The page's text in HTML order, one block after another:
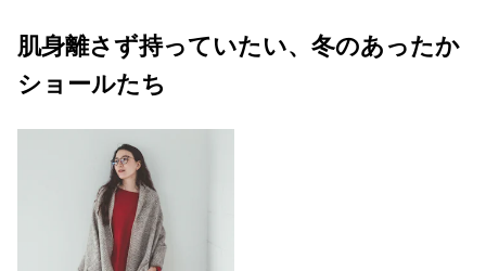
肌身離さず持っていたい、冬のあったか
ショールたち